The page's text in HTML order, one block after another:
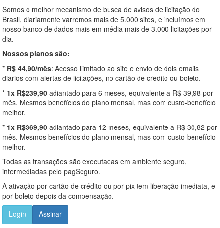
Somos o melhor mecanismo de busca de avisos de licitação do
Brasil, diariamente varremos mais de 5.000 sites, e incluímos em
nosso banco de dados mais em média mais de 3.000 licitações por
dia.
Nossos planos são:
* R$ 44,90/mês: Acesso ilimitado ao site e envio de dois emails
diários com alertas de licitações, no cartão de crédito ou boleto.
* 1x R$239,90 adiantado para 6 meses, equivalente a R$ 39,98 por
mês. Mesmos benefícios do plano mensal, mas com custo-benefício
melhor.
* 1x R$369,90 adiantado para 12 meses, equivalente a R$ 30,82 por
mês. Mesmos benefícios do plano mensal, mas com custo-benefício
melhor.
Todas as transações são executadas em ambiente seguro,
intermediadas pelo pagSeguro.
A ativação por cartão de crédito ou por pix tem liberação imediata, e
por boleto depois da compensação.
Login
Assinar